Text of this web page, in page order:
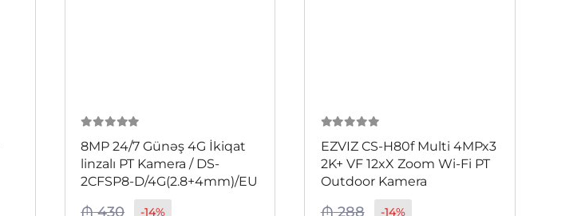
8MP 24/7 Günəş 4G İkiqat
linzalı PT Kamera / DS-
2CFSP8-D/4G(2.8+4mm)/EU
₼430 -14%
EZVIZ CS-H80f Multi 4MPx3
2K+ VF 12xX Zoom Wi-Fi PT
Outdoor Kamera
₼288 -14%